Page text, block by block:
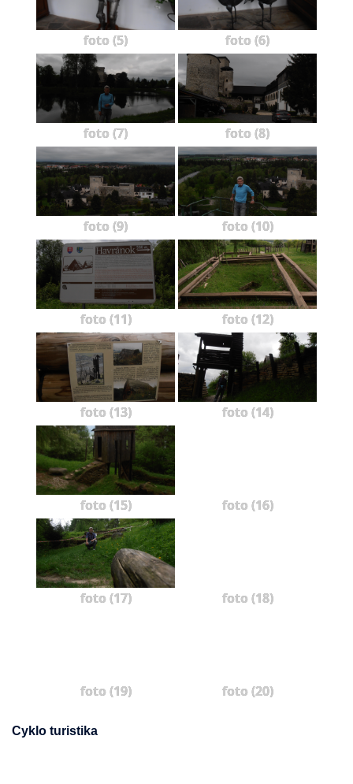
foto (5) foto (6)
foto (7) foto (8)
foto (9) foto (10)
foto (11) foto (12)
foto (13) foto (14)
foto (15) foto (16)
foto (17) foto (18)
foto (19) foto (20)
Cyklo turistika